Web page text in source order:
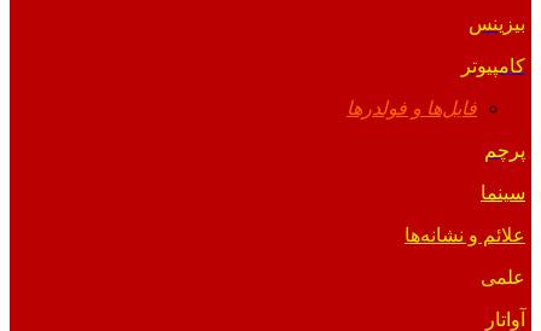
بیزینس
کامپیوتر
فایل‌ها و فولدرها
پرچم
سینما
علائم و نشانه‌ها
علمی
آواتار